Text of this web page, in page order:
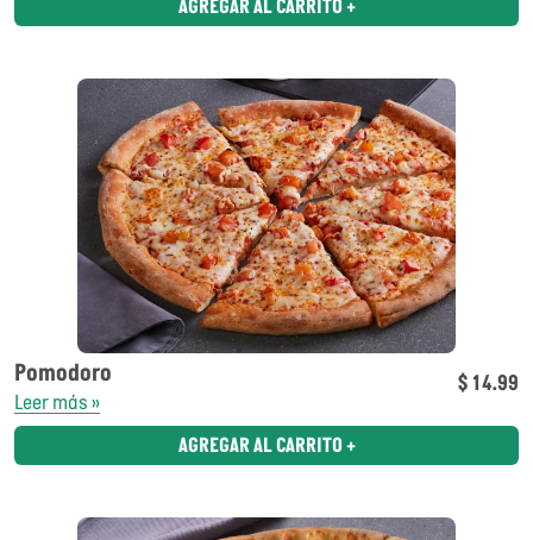
AGREGAR AL CARRITO +
Pomodoro
Leer más »
$ 14.99
AGREGAR AL CARRITO +